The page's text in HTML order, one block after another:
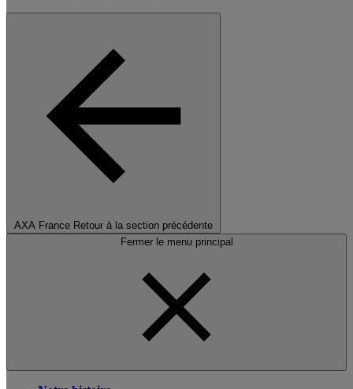
AXA France Retour à la section précédente
Fermer le menu principal